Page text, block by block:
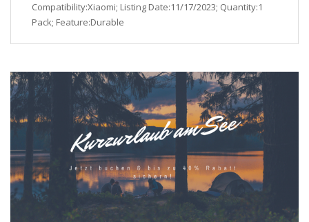
Compatibility:Xiaomi; Listing Date:11/17/2023; Quantity:1
Pack; Feature:Durable